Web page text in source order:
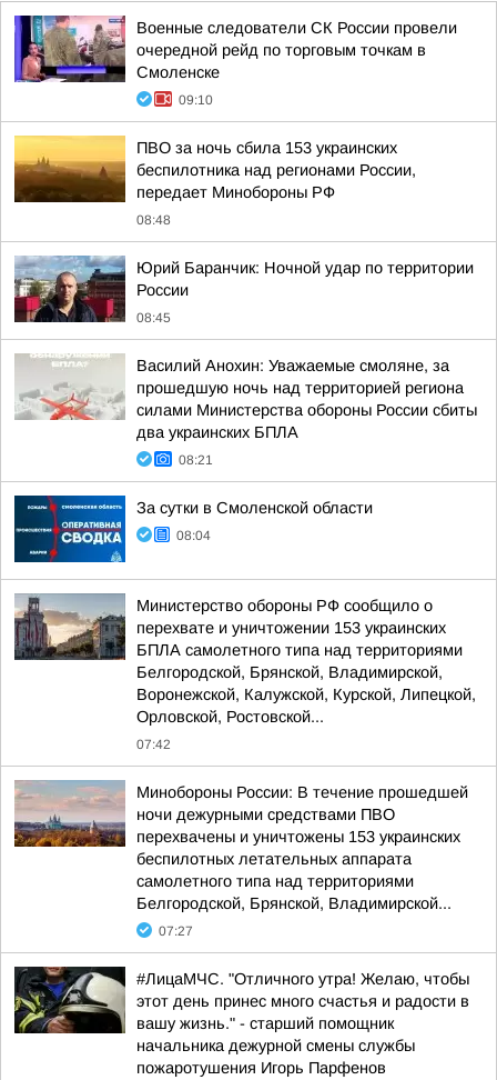
Военные следователи СК России провели
очередной рейд по торговым точкам в
Смоленске
09:10
ПВО за ночь сбила 153 украинских
беспилотника над регионами России,
передает Минобороны РФ
08:48
Юрий Баранчик: Ночной удар по территории
России
08:45
Василий Анохин: Уважаемые смоляне, за
прошедшую ночь над территорией региона
силами Министерства обороны России сбиты
два украинских БПЛА
08:21
За сутки в Смоленской области
08:04
Министерство обороны РФ сообщило о
перехвате и уничтожении 153 украинских
БПЛА самолетного типа над территориями
Белгородской, Брянской, Владимирской,
Воронежской, Калужской, Курской, Липецкой,
Орловской, Ростовской...
07:42
Минобороны России: В течение прошедшей
ночи дежурными средствами ПВО
перехвачены и уничтожены 153 украинских
беспилотных летательных аппарата
самолетного типа над территориями
Белгородской, Брянской, Владимирской...
07:27
#ЛицаМЧС. "Отличного утра! Желаю, чтобы
этот день принес много счастья и радости в
вашу жизнь." - старший помощник
начальника дежурной смены службы
пожаротушения Игорь Парфенов